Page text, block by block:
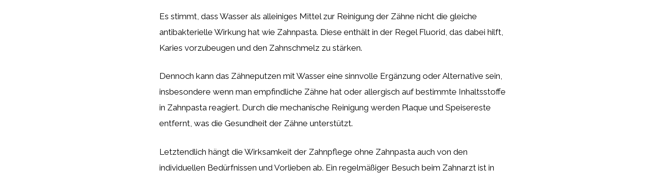
Es stimmt, dass Wasser als alleiniges Mittel zur Reinigung der Zähne nicht die gleiche
antibakterielle Wirkung hat wie Zahnpasta. Diese enthält in der Regel Fluorid, das dabei hilft,
Karies vorzubeugen und den Zahnschmelz zu stärken.
Dennoch kann das Zähneputzen mit Wasser eine sinnvolle Ergänzung oder Alternative sein,
insbesondere wenn man empfindliche Zähne hat oder allergisch auf bestimmte Inhaltsstoffe
in Zahnpasta reagiert. Durch die mechanische Reinigung werden Plaque und Speisereste
entfernt, was die Gesundheit der Zähne unterstützt.
Letztendlich hängt die Wirksamkeit der Zahnpflege ohne Zahnpasta auch von den
individuellen Bedürfnissen und Vorlieben ab. Ein regelmäßiger Besuch beim Zahnarzt ist in